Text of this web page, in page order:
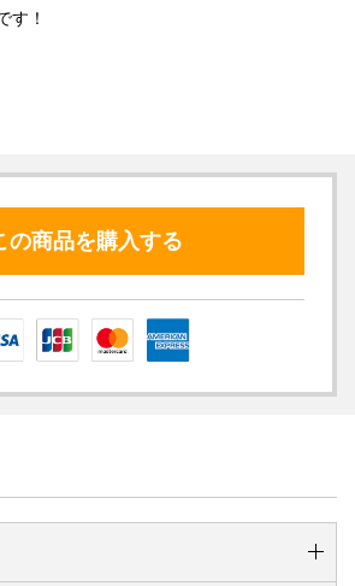
す！
の商品を購入する